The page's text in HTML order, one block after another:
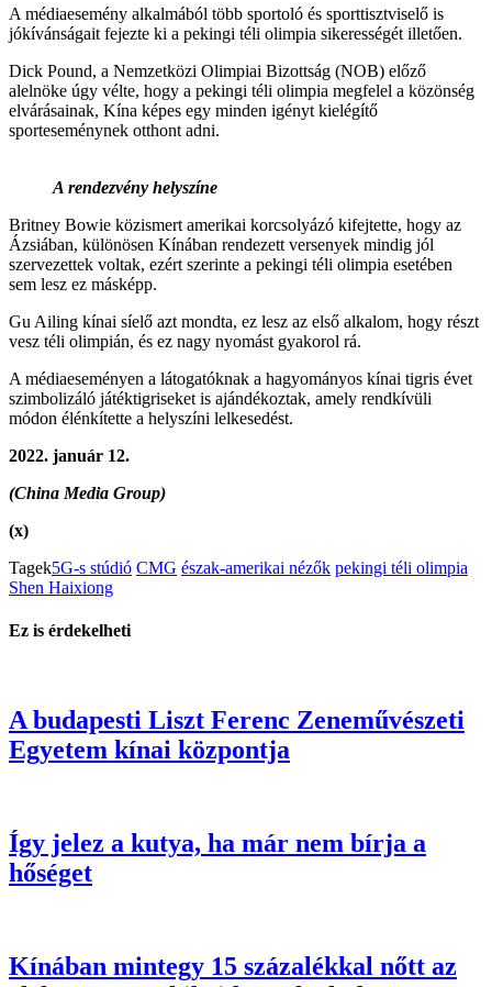
A médiaesemény alkalmából több sportoló és sporttisztviselő is
jókívánságait fejezte ki a pekingi téli olimpia sikerességét illetően.
Dick Pound, a Nemzetközi Olimpiai Bizottság (NOB) előző
alelnöke úgy vélte, hogy a pekingi téli olimpia megfelel a közönség
elvárásainak, Kína képes egy minden igényt kielégítő
sporteseménynek otthont adni.
A rendezvény helyszíne
Britney Bowie közismert amerikai korcsolyázó kifejtette, hogy az
Ázsiában, különösen Kínában rendezett versenyek mindig jól
szervezettek voltak, ezért szerinte a pekingi téli olimpia esetében
sem lesz ez másképp.
Gu Ailing kínai síelő azt mondta, ez lesz az első alkalom, hogy részt
vesz téli olimpián, és ez nagy nyomást gyakorol rá.
A médiaeseményen a látogatóknak a hagyományos kínai tigris évet
szimbolizáló játéktigriseket is ajándékoztak, amely rendkívüli
módon élénkítette a helyszíni lelkesedést.
2022. január 12.
(China Media Group)
(x)
Tagek5G-s stúdió CMG észak-amerikai nézők pekingi téli olimpia
Shen Haixiong
Ez is érdekelheti
A budapesti Liszt Ferenc Zeneművészeti
Egyetem kínai központja
Így jelez a kutya, ha már nem bírja a
hőséget
Kínában mintegy 15 százalékkal nőtt az